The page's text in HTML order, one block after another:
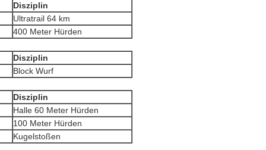
Disziplin
Ultratrail 64 km
400 Meter Hürden
Disziplin
Block Wurf
Disziplin
Halle 60 Meter Hürden
100 Meter Hürden
Kugelstoßen